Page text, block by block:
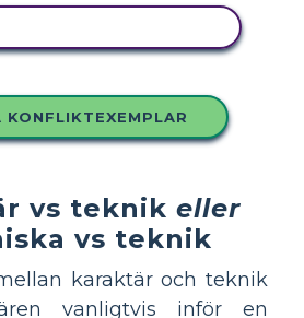
KONFLIKTEXEMPLAR
vs teknik eller
vs teknik
karaktär och teknik
vanligtvis inför en